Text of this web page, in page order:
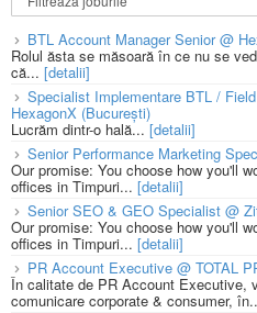
BTL Account Manager Senior @
Rolul ăsta se măsoară în ce nu se
că... [detalii]
Specialist Implementare BTL /
HexagonX (București)
Lucrăm dintr-o hală...[detalii]
Senior Performance Marketing
Our promise: You choose how you'll
offices in Timpuri... [detalii]
Senior SEO & GEO Specialist @
Our promise: You choose how you'll
offices in Timpuri... [detalii]
PR Account Executive @ TOTAL
În calitate de PR Account Executive,
comunicare corporate & consumer,